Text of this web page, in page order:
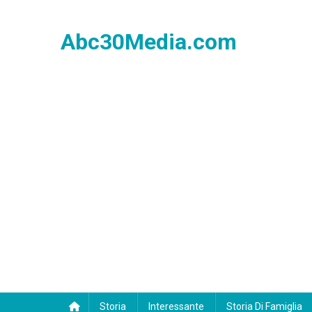
Abc30Media.com
Storia Interessante Storia Di Famiglia